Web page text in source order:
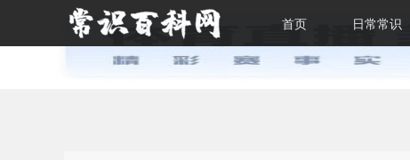
首页 日常常识